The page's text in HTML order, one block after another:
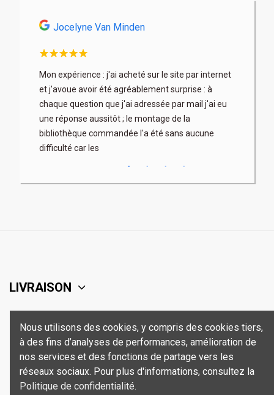
Jocelyne Van Minden
Mon expérience : j'ai acheté sur le site par internet
et j'avoue avoir été agréablement surprise : à
chaque question que j'ai adressée par mail j'ai eu
une réponse aussitôt ; le montage de la
bibliothèque commandée l'a été sans aucune
difficulté car les
LIVRAISON
SUPPORT
SÉCURITÉ
CONTACT
Nous utilisons des cookies, y compris des cookies tiers,
à des fins d’analyses de performances, amélioration de
nos services et des fonctions de partage vers les
réseaux sociaux. Pour plus d'informations, consultez la
Politique de confidentialité.